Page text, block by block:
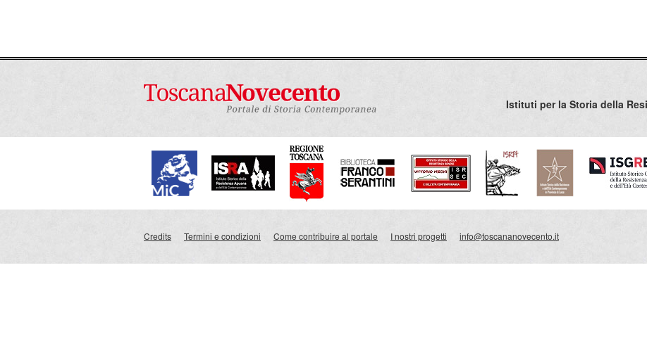
Istituti per la Storia della
Credits Termini e condizioni Come contribuire al portale I nostri progetti info@toscananovecento.it